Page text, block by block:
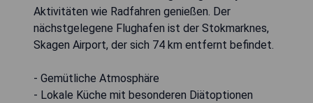
Aktivitäten wie Radfahren genießen. Der
nächstgelegene Flughafen ist der Stokmarknes,
Skagen Airport, der sich 74 km entfernt befindet.
- Gemütliche Atmosphäre
- Lokale Küche mit besonderen Diätoptionen